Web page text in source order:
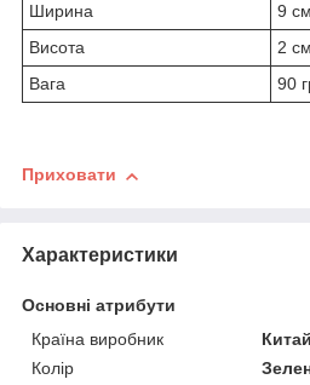
Ширина
9 см
Висота
2 см
Вага
90
Приховати
Характеристики
Основні атрибути
Країна виробник
Китай
Колір